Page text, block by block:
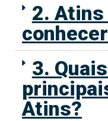
2. Atins
3.
Atins?